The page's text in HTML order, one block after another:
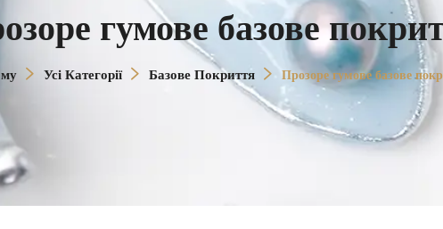
гумове базове
Усі Категорії Базове Покриття Прозоре гумове базове